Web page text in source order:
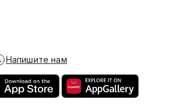
Напишите нам